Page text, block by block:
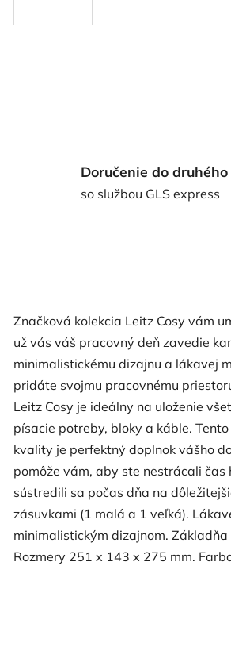
Doručenie do
so službou GLS express
Značková kolekcia Leitz Cosy vám
už vás váš pracovný deň zavedie
minimalistickému dizajnu a lákavej
pridáte svojmu pracovnému
Leitz Cosy je ideálny na uloženie
písacie potreby, bloky a káble.
kvality je perfektný doplnok vášho
pomôže vám, aby ste nestrácali
sústredili sa počas dňa na
zásuvkami (1 malá a 1 veľká).
minimalistickým dizajnom.
Rozmery 251 x 143 x 275 mm.